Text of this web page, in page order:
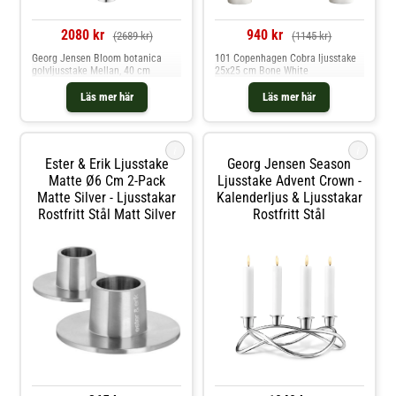
2080 kr (2689 kr)
Läs mer här
Georg Jensen Bloom botanica
golvljusstake Mellan, 40 cm
940 kr (1145 kr)
Läs mer här
101 Copenhagen Cobra ljusstake
25x25 cm Bone White
Ester & Erik Ljusstake
Matte Ø6 Cm 2-Pack
Matte Silver - Ljusstakar
Rostfritt Stål Matt Silver
Georg Jensen Season
Ljusstake Advent Crown -
Kalenderljus & Ljusstakar
Rostfritt Stål